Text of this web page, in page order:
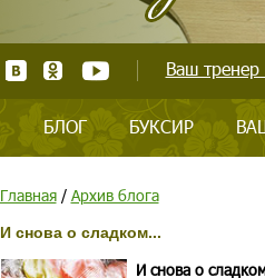
Ваш тренер
БЛОГ БУКСИР
Главная/ Архив блога
И снова о сладком...
И снова о